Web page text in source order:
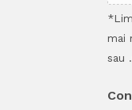
mai
sau